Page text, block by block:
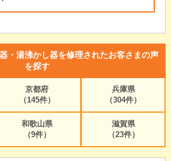
・湯沸かし器を修理されたお客さまの声
を探す
京都府
（145件）
兵庫県
（304件）
和歌山県
（9件）
滋賀県
（23件）